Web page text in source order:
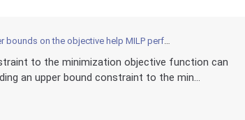
on the objective help MILP performance?
to the minimization objective function can
an upper bound constraint to the min...